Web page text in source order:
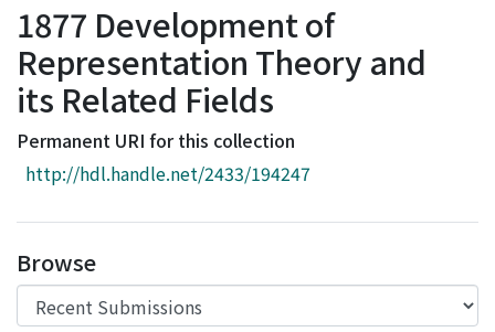
Browse
Download Ranking
Access Statistics
Library Network
1877 Development of
Representation Theory and
its Related Fields
Permanent URI for this collection
http://hdl.handle.net/2433/194247
Browse